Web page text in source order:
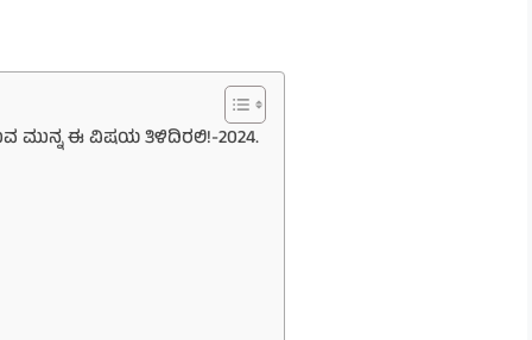
ಮುನ್ನ ಈ ವಿಷಯ ತಿಳಿದಿರಲಿ!-2024.